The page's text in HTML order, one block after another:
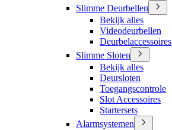
Slimme Deurbellen
Bekijk alles
Videodeurbellen
Deurbelaccessoires
Slimme Sloten
Bekijk alles
Deursloten
Toegangscontrole
Slot Accessoires
Startersets
Alarmsystemen